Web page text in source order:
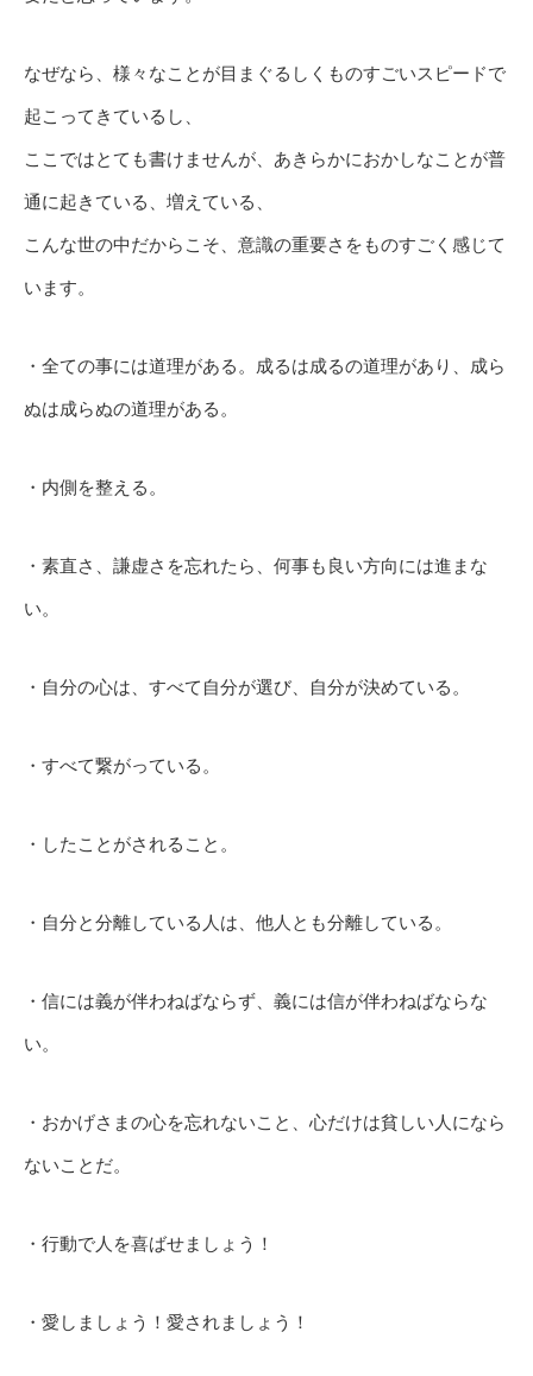
なぜなら、様々なことが目まぐるしくものすごいスピードで
起こってきているし、
ここではとても書けませんが、あきらかにおかしなことが普
通に起きている、増えている、
こんな世の中だからこそ、意識の重要さをものすごく感じて
います。
・全ての事には道理がある。成るは成るの道理があり、成ら
ぬは成らぬの道理がある。
・内側を整える。
・素直さ、謙虚さを忘れたら、何事も良い方向には進まな
い。
・自分の心は、すべて自分が選び、自分が決めている。
・すべて繋がっている。
・したことがされること。
・自分と分離している人は、他人とも分離している。
・信には義が伴わねばならず、義には信が伴わねばならな
い。
・おかげさまの心を忘れないこと、心だけは貧しい人になら
ないことだ。
・行動で人を喜ばせましょう！
・愛しましょう！愛されましょう！